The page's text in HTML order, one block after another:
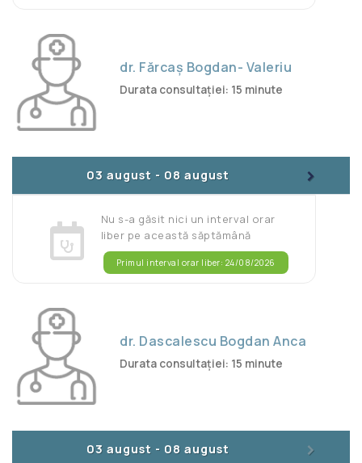
dr. Fărcaş Bogdan- Valeriu
Durata consultației: 15 minute
03 august - 08 august >
Nu s-a găsit nici un interval orar
liber pe această săptămână
Primul interval orar liber: 24/08/2026
dr. Dascalescu Bogdan Anca
Durata consultației: 15 minute
03 august - 08 august >